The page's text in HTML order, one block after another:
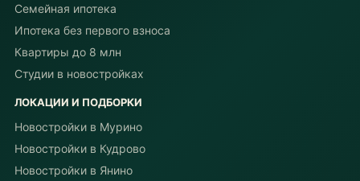
Семейная ипотека
Ипотека без первого взноса
Квартиры до 8 млн
Студии в новостройках
ЛОКАЦИИ И ПОДБОРКИ
Новостройки в Мурино
Новостройки в Кудрово
Новостройки в Янино